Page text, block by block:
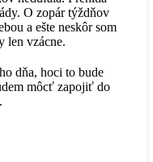
O zopár týždňov
a ešte neskôr som
len vzácne.
dňa, hoci to bude
môcť zapojiť do